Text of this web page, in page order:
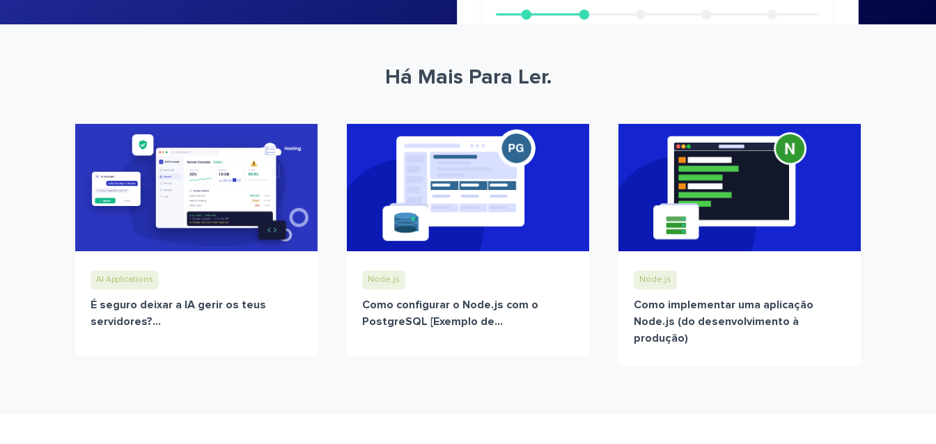
Há Mais Para Ler.
AI Applications
É seguro deixar a IA gerir os teus
servidores?...
Node.js
Como configurar o Node.js com o
PostgreSQL [Exemplo de...
Node.js
Como implementar uma aplicação
Node.js (do desenvolvimento à
produção)